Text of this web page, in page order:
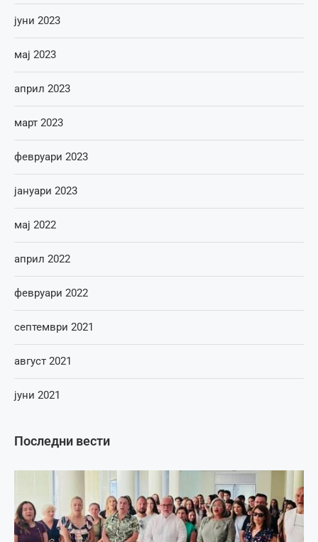
Последни вести
јуни 2023
мај 2023
април 2023
март 2023
февруари 2023
јануари 2023
мај 2022
април 2022
февруари 2022
септември 2021
август 2021
јуни 2021